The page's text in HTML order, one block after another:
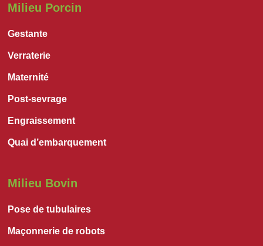
Milieu Porcin
Gestante
Verraterie
Maternité
Post-sevrage
Engraissement
Quai d’embarquement
Milieu Bovin
Pose de tubulaires
Maçonnerie de robots